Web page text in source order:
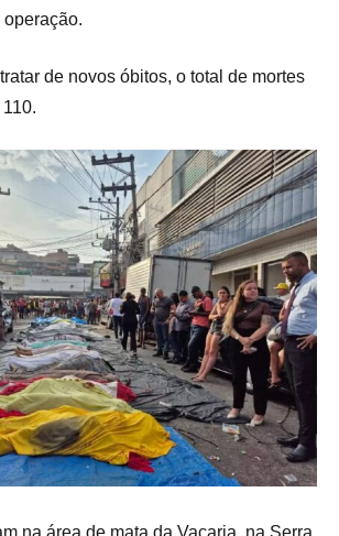
de novos óbitos, o total de mortes